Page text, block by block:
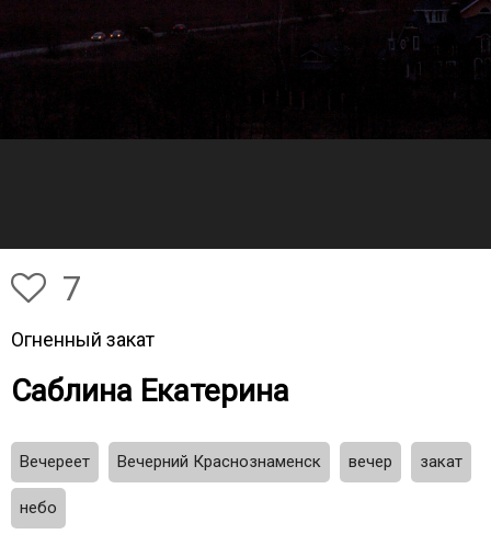
7
Огненный закат
Саблина Екатерина
Вечереет Вечерний Краснознаменск вечер закат
небо